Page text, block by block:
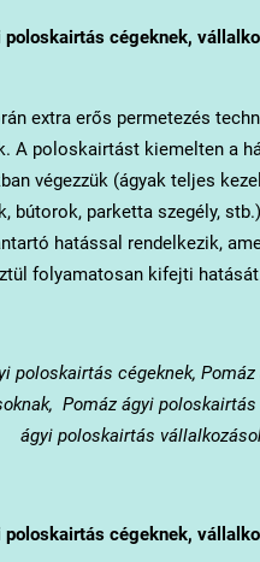
cégeknek,
extra erős permetezés
A poloskairtást kiemelten a
végezzük (ágyak teljes
bútorok, parketta szegély,
hatással rendelkezik,
folyamatosan kifejti
poloskairtás cégeknek,
Pomáz ágyi poloskairtás
ágyi poloskairtás
cégeknek,